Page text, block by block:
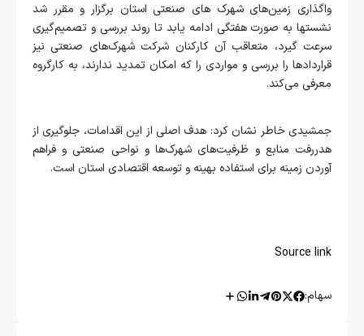
واگذاری زمین‌های شهرک های صنعتی استان برگزار و مقرر شد
نشستها به صورت هفتگی ادامه یابد تا روند بررسی و تصمیم‌گیری
سرعت گیرد، متعاقب آن کارکنان شرکت شهرک‌های صنعتی نیز
قراردادها را بررسی و مواردی را که امکان تمدید ندارند، به کارگروه
معرفی می‌کند.
️جمشیدی خاطر نشان کرد: هدف اصلی از این اقدامات، جلوگیری از
هدررفت منابع و ظرفیت‌های شهرک‌ها و نواحی صنعتی و فراهم
آوردن زمینه برای استفاده بهینه و توسعه اقتصادی استان است.
Source link
سهام: